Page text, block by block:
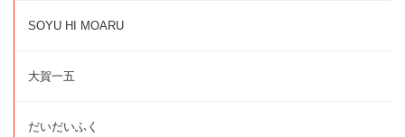
SOYU HI MOARU
大賀一五
だいだいふく